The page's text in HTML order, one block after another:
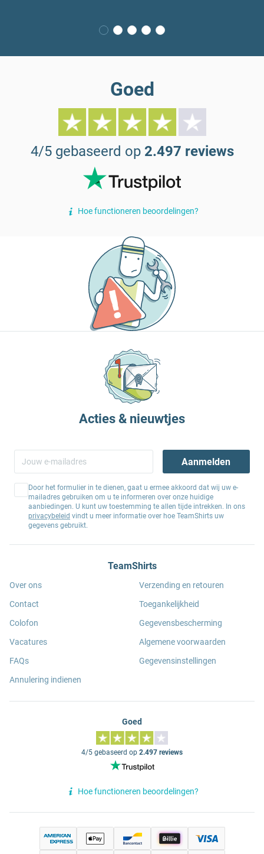
Goed
4/5 gebaseerd op 2.497 reviews
Hoe functioneren beoordelingen?
Acties & nieuwtjes
Aanmelden
Door het formulier in te dienen, gaat u ermee akkoord dat wij uw e-
mailadres gebruiken om u te informeren over onze huidige
aanbiedingen. U kunt uw toestemming te allen tijde intrekken. In ons
privacybeleid vindt u meer informatie over hoe TeamShirts uw
gegevens gebruikt.
TeamShirts
Over ons
Contact
Colofon
Vacatures
FAQs
Annulering indienen
Verzending en retouren
Toegankelijkheid
Gegevensbescherming
Algemene voorwaarden
Gegevensinstellingen
Goed
4/5 gebaseerd op 2.497 reviews
Hoe functioneren beoordelingen?